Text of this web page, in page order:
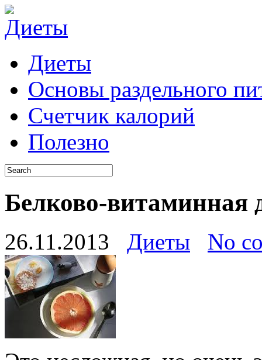
Диеты
Основы раздельного
Счетчик калорий
Полезно
Белково-витаминная
26.11.2013 Диеты No